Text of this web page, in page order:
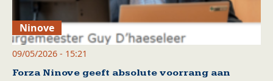
Ninove
09/05/2026 - 15:21
Forza Ninove geeft absolute voorrang aan